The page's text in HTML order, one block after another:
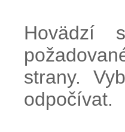
Hovädzí
strany.
odpočívat.